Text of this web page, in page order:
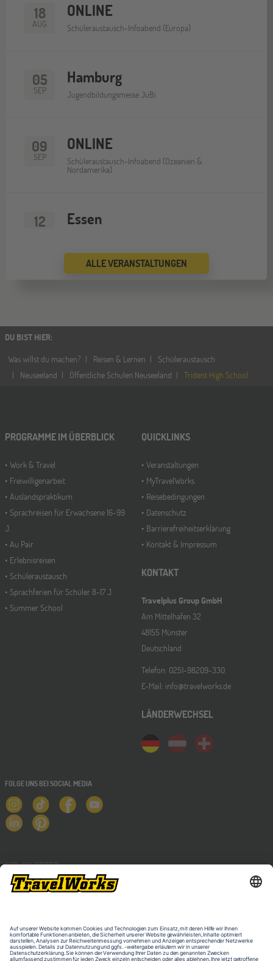
18
AUG
ONLINE
Schüleraustausch-Infoabend (Europa)
05
SEP
Hamburg
Jugendbildungsmesse JuBi
09
SEP
ONLINE
Schüleraustausch-Infoabend (Ozeanien &
Nordamerika)
12 Essen
19
SEP
Köln
Jugendbildungsmesse JuBi
SEP Jugendbildungsmesse JuBi
26
SEP Jugendbildungsmesse JuBi
26
SEP Jugendbildungsmesse JuBi
Schüleraustausch-Infoabend (Nordamerika)
17
OKT
Stuttgart
28 ONLINE
07 Bochum
ALLE VERANSTALTUNGEN
DU BIST HIER:
Was willst du machen?
Reisen & Lernen
Schüleraustausch
Neuseeland
Öffentliche Schulen Neuseeland Trident High School
PROGRAMME IM ÜBERBLICK
Work & Travel
Freiwilligenarbeit
Auslandspraktikum
Sprachreisen für Erwachsene 16-99
J.
Au Pair
Erlebnisreisen
Schüleraustausch
Sprachferien für Schüler 8-17 J.
Summer School
QUICKLINKS
Veranstaltungen
MyTravelWorks
Reisebedingungen
Datenschutz
Barrierefreiheitserklärung
Kontakt & Impressum
KONTAKT
Travelplus Group GmbH
Am Mittelhafen 32
48155 Münster
Deutschland
Telefon: 0251-98209-330
E-Mail: info@travelworks.de
LÄNDERWECHSEL
FOLGE UNS BEI SOCIAL MEDIA
NEWSLETTER